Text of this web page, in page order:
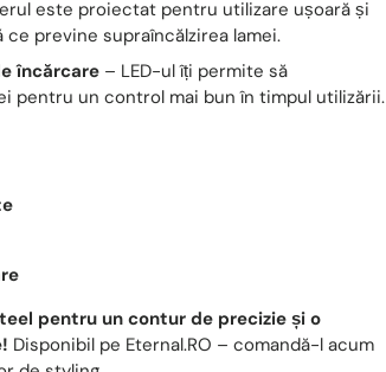
este proiectat pentru utilizare ușoară și
previne supraîncălzirea lamei.
încărcare– LED-ul îți permite să
pentru un control mai bun în timpul utilizării.
pentru un contur de precizie și o
Disponibil pe Eternal.RO – comandă-l acum